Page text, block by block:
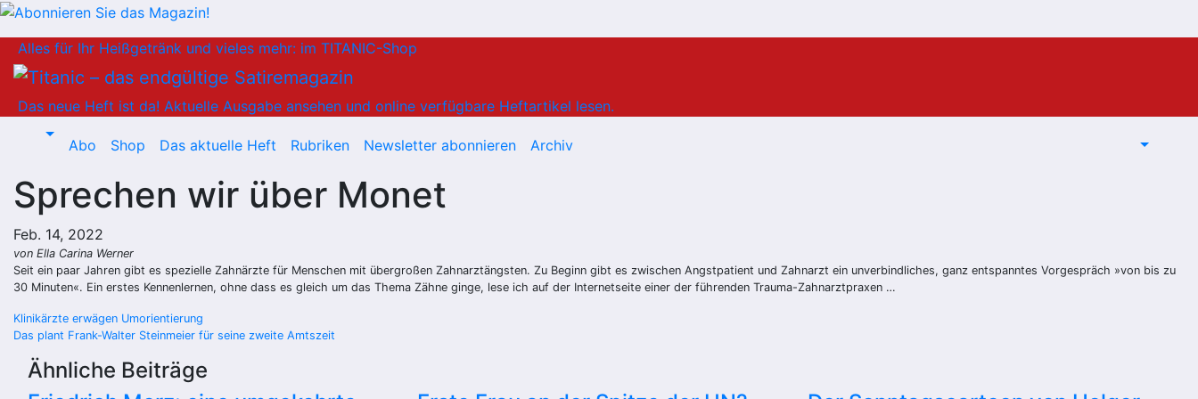
Inhalt
springen
Alles für Ihr Heißgetränk und vieles mehr: im TITANIC-Shop
Das neue Heft ist da! Aktuelle Ausgabe ansehen und online verfügbare Heftartikel lesen.
Abo Shop Das aktuelle Heft Rubriken Newsletter abonnieren Archiv
Sprechen wir über Monet
Feb. 14, 2022
von Ella Carina Werner
Seit ein paar Jahren gibt es spezielle Zahnärzte für Menschen mit übergroßen Zahnarztängsten. Zu Beginn gibt es zwischen Angstpatient und Zahnarzt ein unverbindliches, ganz entspanntes Vorgespräch »von bis zu
30 Minuten«. Ein erstes Kennenlernen, ohne dass es gleich um das Thema Zähne ginge, lese ich auf der Internetseite einer der führenden Trauma-Zahnarztpraxen …
Beitragsnavigation
Klinikärzte erwägen Umorientierung
Das plant Frank-Walter Steinmeier für seine zweite Amtszeit
Ähnliche Beiträge